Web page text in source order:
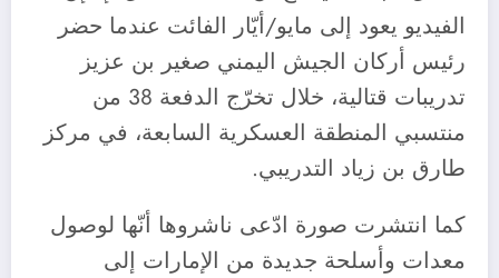
الفيديو يعود إلى مايو/أيّار الفائت عندما حضر
رئيس أركان الجيش اليمني صغير بن عزيز
تدريبات قتالية، خلال تخرّج الدفعة 38 من
منتسبي المنطقة العسكرية السابعة، في مركز
طارق بن زياد التدريبي.
كما انتشرت صورة ادّعى ناشروها أنّها لوصول
معدات وأسلحة جديدة من الإمارات إلى